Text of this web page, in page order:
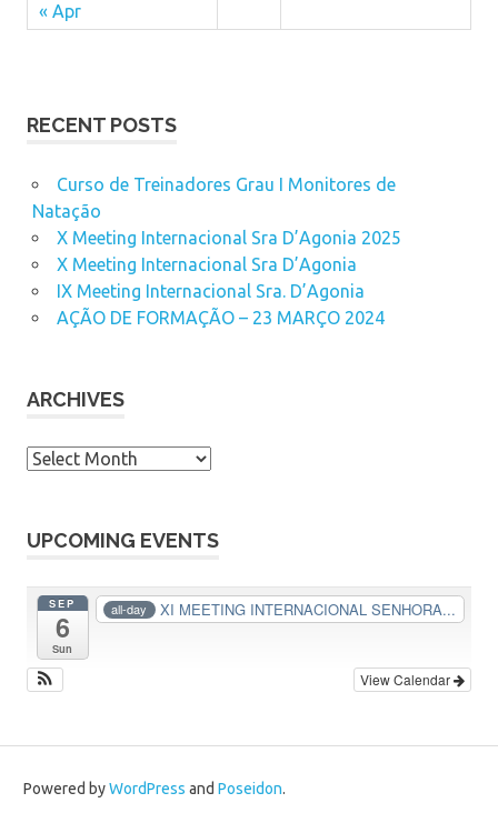
« Apr
RECENT POSTS
Curso de Treinadores Grau I Monitores de
Natação
X Meeting Internacional Sra D’Agonia 2025
X Meeting Internacional Sra D’Agonia
IX Meeting Internacional Sra. D’Agonia
AÇÃO DE FORMAÇÃO – 23 MARÇO 2024
ARCHIVES
A
h
v
UPCOMING EVENTS
SEP
6
Sun
all-day XI MEETING INTERNACIONAL SENHORA...
View Calendar
Powered byWordPress and Poseidon.